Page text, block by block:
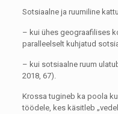
Sotsiaalne ja ruumiline
– kui ühes geograafilises
paralleelselt kuhjatud
– kui sotsiaalne ruum
2018, 67).
Krossa tugineb ka poola
töödele, kes käsitleb